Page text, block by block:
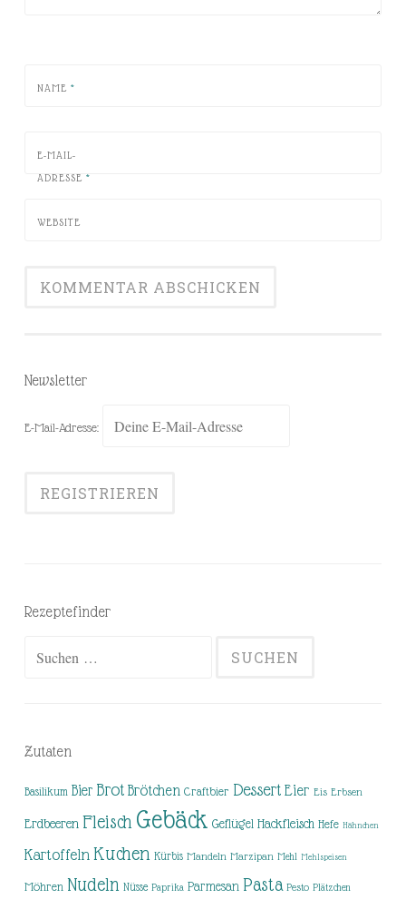
NAME *
E-MAIL-
ADRESSE *
WEBSITE
Newsletter
E-Mail-Adresse:
Rezeptefinder
Zutaten
Basilikum Bier Brot Brötchen Craftbier Dessert Eier Eis Erbsen
Erdbeeren Fleisch Gebäck Geflügel Hackfleisch Hefe Hähnchen
Kartoffeln Kuchen Kürbis Mandeln Marzipan Mehl Mehlspeisen
Möhren Nudeln Nüsse Paprika Parmesan Pasta Pesto Plätzchen